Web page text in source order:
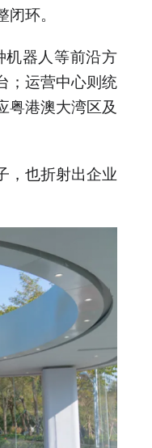
环。
器人等前沿方
；运营中心则统
粤港澳大湾区及
，也折射出企业